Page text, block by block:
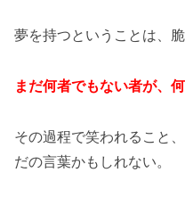
夢を持つということは、
まだ何者でもない者が、
その過程で笑われること
だの言葉かもしれない。